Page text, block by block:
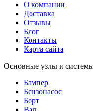
О компании
Доставка
Отзывы
Блог
Контакты
Карта сайта
Основные узлы и
Бампер
Бензонасос
Борт